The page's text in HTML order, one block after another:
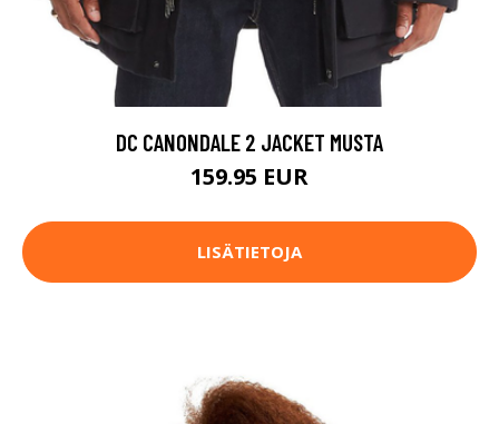
DC CANONDALE 2 JACKET MUSTA
159.95 EUR
LISÄTIETOJA